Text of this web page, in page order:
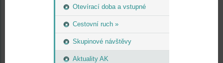
Otevírací doba a vstupné
Cestovní ruch »
Skupinové návštěvy
Aktuality AK